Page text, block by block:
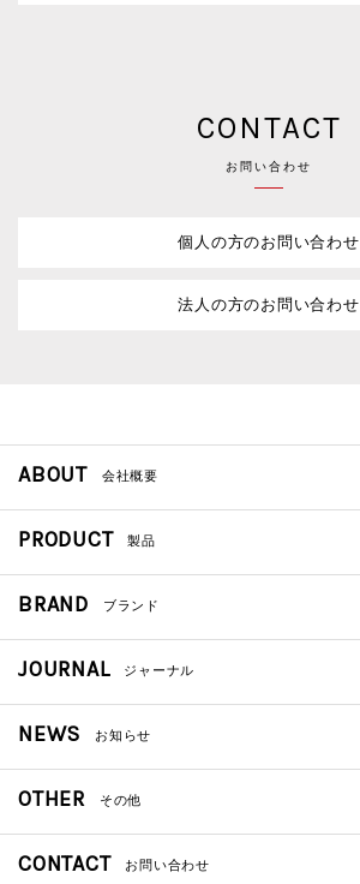
CONTACT
お問い合わせ
個人の方のお問い合わせ
法人の方のお問い合わせ
ABOUT 会社概要
PRODUCT 製品
BRAND ブランド
JOURNAL ジャーナル
NEWS お知らせ
OTHER その他
CONTACT お問い合わせ